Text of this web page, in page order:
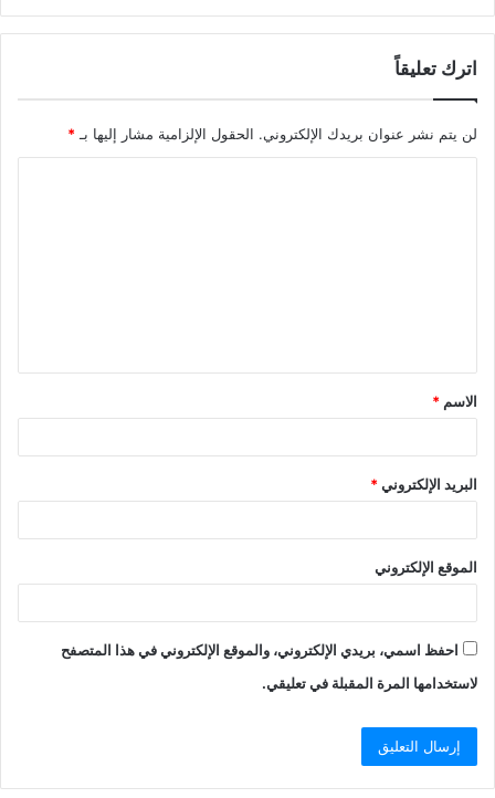
اترك تعليقاً
لن يتم نشر عنوان بريدك الإلكتروني. الحقول الإلزامية مشار إليها بـ *
الاسم *
البريد الإلكتروني*
الموقع الإلكتروني
احفظ اسمي، بريدي الإلكتروني، والموقع الإلكتروني في هذا المتصفح
لاستخدامها المرة المقبلة في تعليقي.